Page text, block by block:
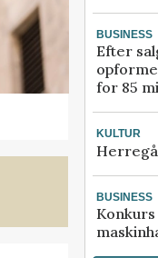
BUSINESS
Efter
for 85
KULTUR
BUSINESS